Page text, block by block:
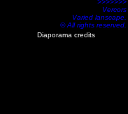
>>>>>>>
Vercors
Varied lanscape.
© All rights reserved.
Diaporama credits